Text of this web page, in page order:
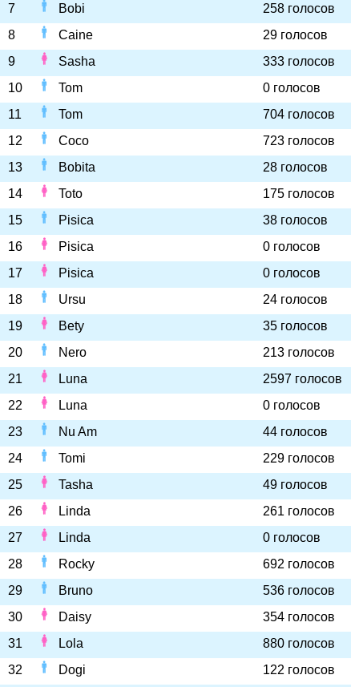
7
Bobi
258 голосов
8
Caine
29 голосов
9
Sasha
333 голосов
10
Tom
0 голосов
11
Tom
704 голосов
12
Coco
723 голосов
13
Bobita
28 голосов
14
Toto
175 голосов
15
Pisica
38 голосов
16
Pisica
0 голосов
17
Pisica
0 голосов
18
Ursu
24 голосов
19
Bety
35 голосов
20
Nero
213 голосов
21
Luna
2597 голосов
22
Luna
0 голосов
23
Nu Am
44 голосов
24
Tomi
229 голосов
25
Tasha
49 голосов
26
Linda
261 голосов
27
Linda
0 голосов
28
Rocky
692 голосов
29
Bruno
536 голосов
30
Daisy
354 голосов
31
Lola
880 голосов
32
Dogi
122 голосов